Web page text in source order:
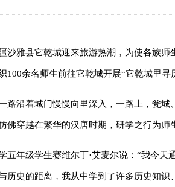
沙雅县它乾城迎来旅游热潮，为使各族
100余名师生前往它乾城开展“它乾城里
路沿着城门慢慢向里深入，一路上，瓮
佛穿越在繁华的汉唐时期，研学之行为
五年级学生赛维尔丁·艾麦尔说：“我今
历史的距离，我从中学到了许多历史知